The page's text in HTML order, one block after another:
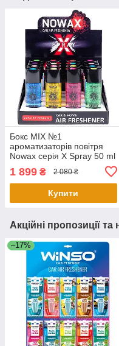
Бокс MIX №1
ароматизаторів повітря
Nowax серія X Spray 50 ml
1 899 ₴ 2 080 ₴
Купити
Акційні пропозиції та
–17%